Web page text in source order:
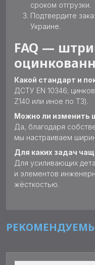
сроком отгрузки.
Подтвердите
Украине.
FAQ —
Какой стандарт и
ДСТУ EN 10346;
Z140 или иное по ТЗ).
Можно ли изменить
Да, благодаря
мы настраиваем
Для каких задач
Для усиливающих
и элементов
жёсткостью.